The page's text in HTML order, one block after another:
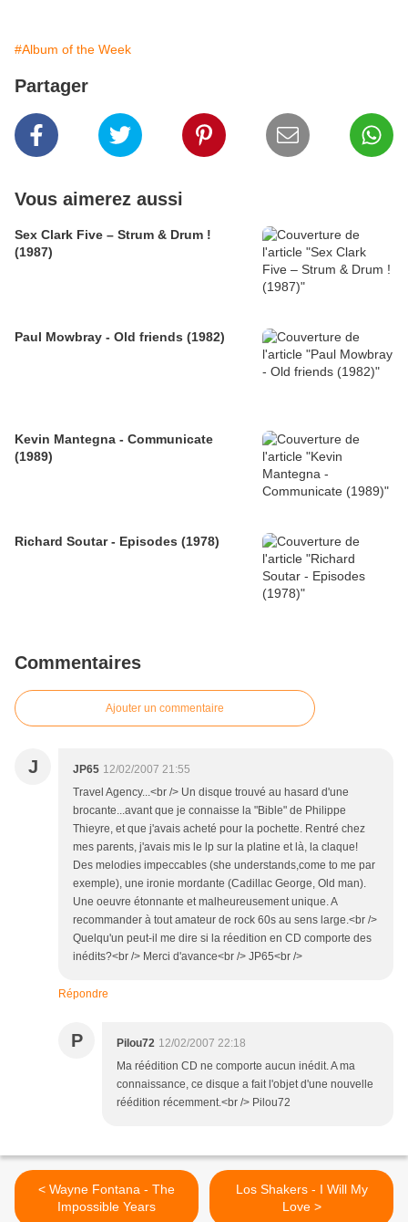
#Album of the Week
Partager
Vous aimerez aussi
Sex Clark Five ‎– Strum & Drum !
(1987)
Paul Mowbray - Old friends (1982)
Kevin Mantegna - Communicate
(1989)
Richard Soutar - Episodes (1978)
Commentaires
Ajouter un commentaire
J JP65 12/02/2007 21:55
Travel Agency...<br /> Un disque trouvé au hasard d'une
brocante...avant que je connaisse la "Bible" de Philippe
Thieyre, et que j'avais acheté pour la pochette. Rentré chez
mes parents, j'avais mis le lp sur la platine et là, la claque!
Des melodies impeccables (she understands,come to me par
exemple), une ironie mordante (Cadillac George, Old man).
Une oeuvre étonnante et malheureusement unique. A
recommander à tout amateur de rock 60s au sens large.<br />
Quelqu'un peut-il me dire si la réedition en CD comporte des
inédits?<br /> Merci d'avance<br /> JP65<br />
Répondre
P Pilou72 12/02/2007 22:18
Ma réédition CD ne comporte aucun inédit. A ma
connaissance, ce disque a fait l'objet d'une nouvelle
réédition récemment.<br /> Pilou72
< Wayne Fontana - The
Impossible Years
Los Shakers - I Will My
Love >